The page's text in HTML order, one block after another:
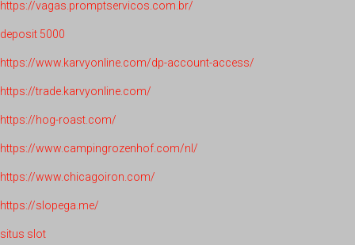
https://vagas.promptservicos.com.br/
deposit 5000
https://www.karvyonline.com/dp-account-access/
https://trade.karvyonline.com/
https://hog-roast.com/
https://www.campingrozenhof.com/nl/
https://www.chicagoiron.com/
https://slopega.me/
situs slot